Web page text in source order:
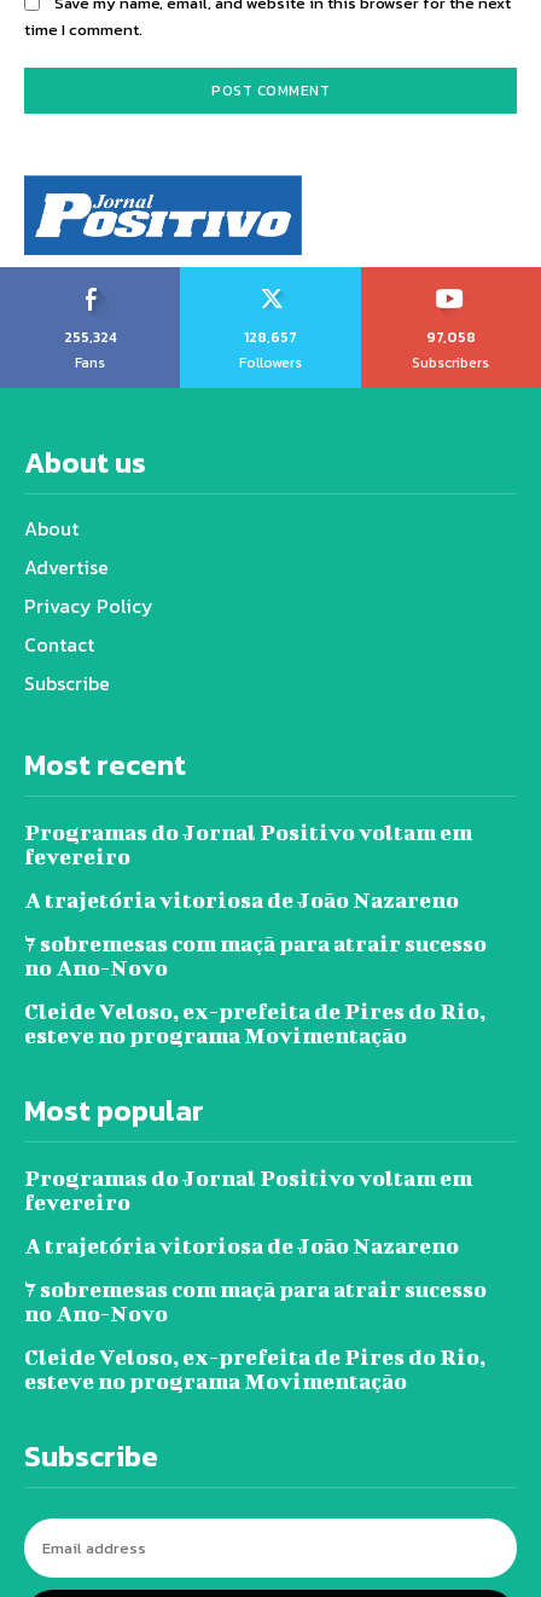
time I comment.
255,324
Fans
128,657
Followers
97,058
Subscribers
About us
About
Advertise
Privacy Policy
Contact
Subscribe
Most recent
Programas do Jornal Positivo voltam em
fevereiro
A trajetória vitoriosa de João Nazareno
7 sobremesas com maçã para atrair sucesso
no Ano-Novo
Cleide Veloso, ex-prefeita de Pires do Rio,
esteve no programa Movimentação
Most popular
Programas do Jornal Positivo voltam em
fevereiro
A trajetória vitoriosa de João Nazareno
7 sobremesas com maçã para atrair sucesso
no Ano-Novo
Cleide Veloso, ex-prefeita de Pires do Rio,
esteve no programa Movimentação
Subscribe